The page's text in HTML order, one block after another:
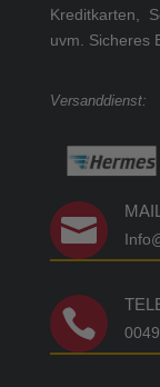
Kreditkarten,
uvm. Sicheres
Versanddienst:

MAIL
